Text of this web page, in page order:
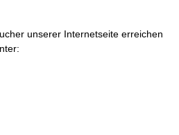
unserer Internetseite erreichen